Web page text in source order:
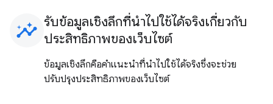
insights รับข้อมูลเชิงลึกที่นำไปใช้ได้จริงเกี่ยวกับ
ประสิทธิภาพของเว็บไซต์
ข้อมูลเชิงลึกคือคําแนะนําที่นําไปใช้ได้จริงซึ่งจะช่วย
ปรับปรุงประสิทธิภาพของเว็บไซต์